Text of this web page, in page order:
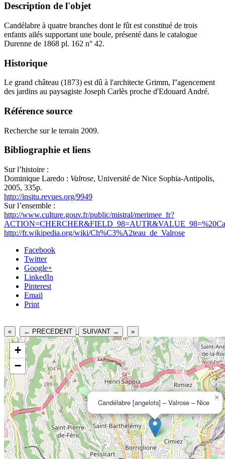
Description de l'objet
Candélabre à quatre branches dont le fût est constitué de trois
enfants ailés supportant une boule, présenté dans le catalogue
Durenne de 1868 pl. 162 n° 42.
Historique
Le grand château (1873) est dû à l'architecte Grimm, l''agencement
des jardins au paysagiste Joseph Carlès proche d'Edouard André.
Référence source
Recherche sur le terrain 2009.
Bibliographie et liens
Sur l’histoire :
Dominique Laredo : Valrose, Université de Nice Sophia-Antipolis,
2005, 335p.
http://insitu.revues.org/9949
Sur l’ensemble :
http://www.culture.gouv.fr/public/mistral/merimee_fr?
http://fr.wikipedia.org/wiki/Ch%C3%A2teau_de_Valrose
Facebook
Twitter
Google+
LinkedIn
Pinterest
Email
Print
« ← PRECEDENT SUIVANT → »
Candélabre [angelots] – Valrose – Nice
×
+
−